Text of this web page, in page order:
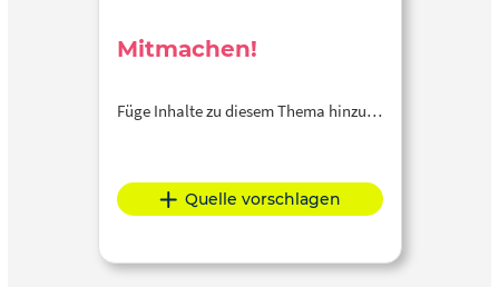
Mitmachen!
Füge Inhalte zu diesem Thema hinzu…
Quelle vorschlagen